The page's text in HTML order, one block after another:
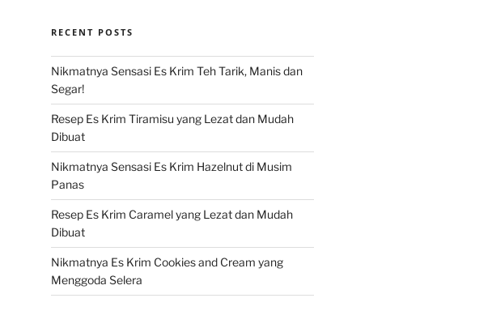
RECENT POSTS
Nikmatnya Sensasi Es Krim Teh Tarik, Manis dan
Segar!
Resep Es Krim Tiramisu yang Lezat dan Mudah
Dibuat
Nikmatnya Sensasi Es Krim Hazelnut di Musim
Panas
Resep Es Krim Caramel yang Lezat dan Mudah
Dibuat
Nikmatnya Es Krim Cookies and Cream yang
Menggoda Selera